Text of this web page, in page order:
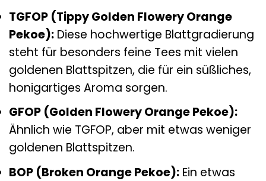
TGFOP (Tippy Golden Flowery Orange
Pekoe): Diese hochwertige Blattgradierung
steht für besonders feine Tees mit vielen
goldenen Blattspitzen, die für ein süßliches,
honigartiges Aroma sorgen.
GFOP (Golden Flowery Orange Pekoe):
Ähnlich wie TGFOP, aber mit etwas weniger
goldenen Blattspitzen.
BOP (Broken Orange Pekoe): Ein etwas